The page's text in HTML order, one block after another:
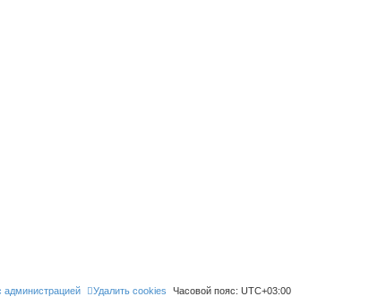
Часовой пояс: UTC+03:00
Удалить cookies
администрацией